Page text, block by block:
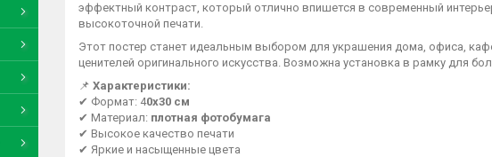
эффектный контраст, который отлично впишется в современный
высокоточной печати.
Этот постер станет идеальным выбором для украшения дома, офиса,
ценителей оригинального искусства. Возможна установка в рамку для
📌 Характеристики:
✔ Формат: 40х30 см
✔ Материал: плотная фотобумага
✔ Высокое качество печати
✔ Яркие и насыщенные цвета